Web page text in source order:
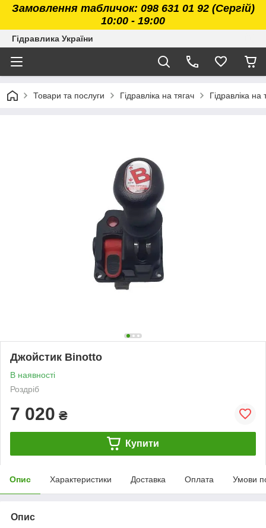
Замовлення табличок: 098 631 01 92 (Сергій)
10:00 - 19:00
Гідравлика України
Товари та послуги Гідравліка на тягач Гідравліка
Джойстик Binotto
В наявності
Роздріб
7 020 ₴
Купити
Опис Характеристики Доставка Оплата Умови
Опис